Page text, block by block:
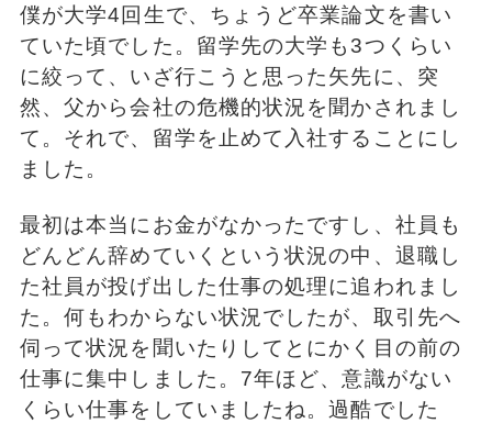
僕が大学4回生で、ちょうど卒業論文を書い
ていた頃でした。留学先の大学も3つくらい
に絞って、いざ行こうと思った矢先に、突
然、父から会社の危機的状況を聞かされまし
て。それで、留学を止めて入社することにし
ました。
最初は本当にお金がなかったですし、社員も
どんどん辞めていくという状況の中、退職し
た社員が投げ出した仕事の処理に追われまし
た。何もわからない状況でしたが、取引先へ
伺って状況を聞いたりしてとにかく目の前の
仕事に集中しました。7年ほど、意識がない
くらい仕事をしていましたね。過酷でした